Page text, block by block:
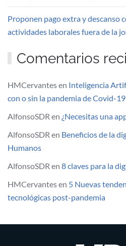
Proponen pago extra y descanso
actividades laborales fuera de la
Comentarios
HMCervantesen Inteligencia
con o sin la pandemia de Covid-19
AlfonsoSDR en ¿Necesitas una
AlfonsoSDR en Beneficios de la
Humanos
AlfonsoSDR en 8 claves para la
HMCervantesen 5 Nuevas
tecnológicas post-pandemia